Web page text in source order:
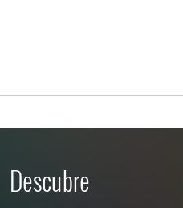
Descubre